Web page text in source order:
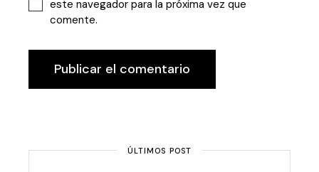
este navegador para la próxima vez que
comente.
Publicar el comentario
ÚLTIMOS POST